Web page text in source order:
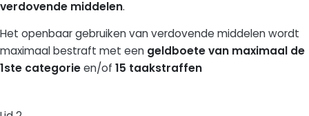
verdovende middelen.
Het openbaar gebruiken van verdovende middelen wordt
maximaal bestraft met een geldboete van maximaal de
1ste categorieen/of 15 taakstraffen